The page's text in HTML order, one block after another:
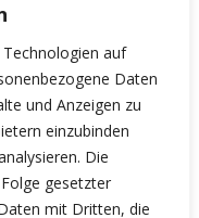
auf
Daten
und Anzeigen zu
einzubinden
Die
gesetzter
mit Dritten, die